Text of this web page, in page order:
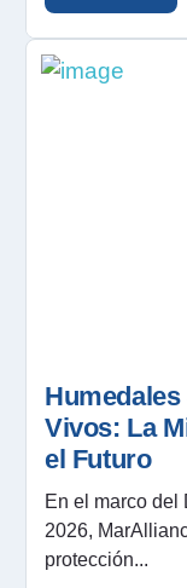
Vivos: La
el Futuro
En el marco
2026,
protección...